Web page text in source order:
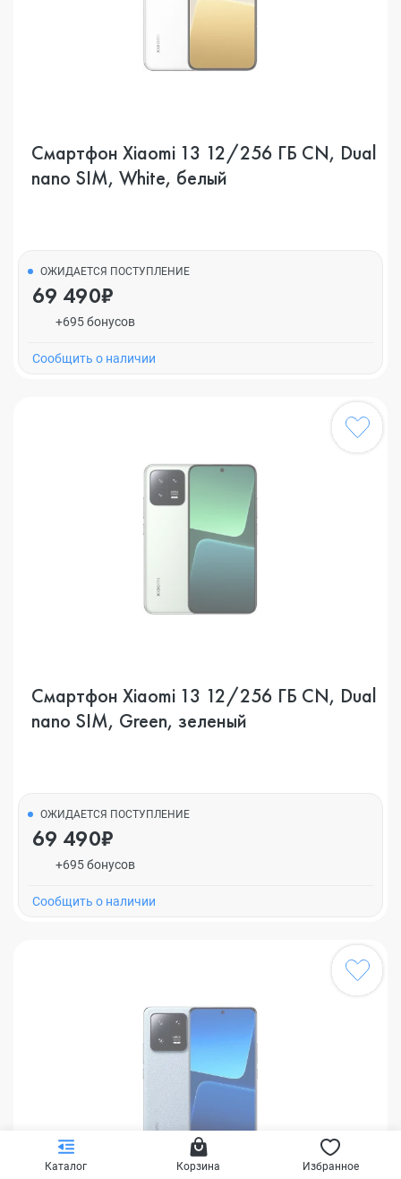
Каталог Корзина Избранное
Смартфон Xiaomi 13 12/256 ГБ CN, Dual
nano SIM, White, белый
ОЖИДАЕТСЯ ПОСТУПЛЕНИЕ
69 490₽
+695 бонусов
Cообщить о наличии
Смартфон Xiaomi 13 12/256 ГБ CN, Dual
nano SIM, Green, зеленый
ОЖИДАЕТСЯ ПОСТУПЛЕНИЕ
69 490₽
+695 бонусов
Cообщить о наличии